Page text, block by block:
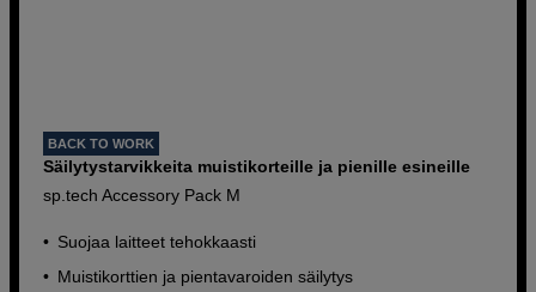
BACK TO WORK
Säilytystarvikkeita muistikorteille ja pienille esineille
sp.tech Accessory Pack M
Suojaa laitteet tehokkaasti
Muistikorttien ja pientavaroiden säilytys